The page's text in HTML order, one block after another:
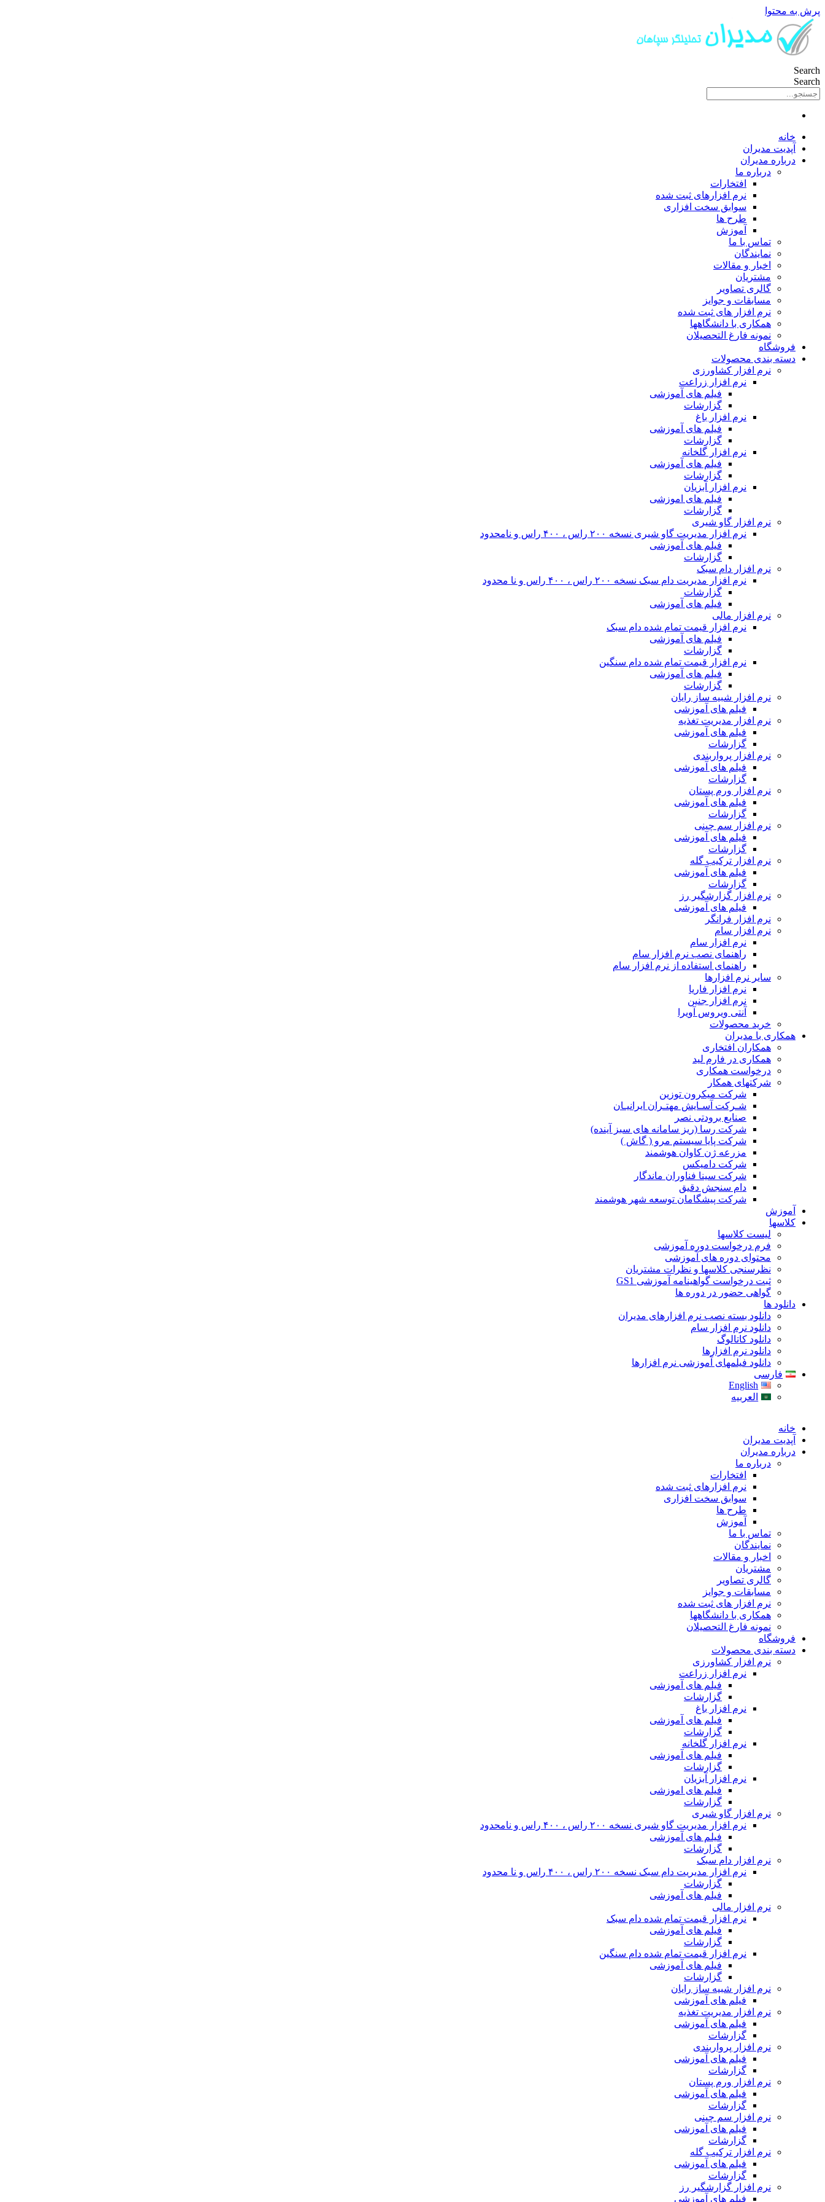
پرش به محتوا
Search
Search
خانه
آپدیت مدیران
درباره مدیران
درباره ما
افتخارات
نرم افزارهای ثبت شده
سوابق سخت افزاری
طرح ها
آموزش
تماس با ما
نمایندگان
اخبار و مقالات
مشتریان
گالری تصاویر
مسابقات و جوایز
نرم افزار های ثبت شده
همکاری با دانشگاهها
نمونه فارغ التحصیلان
فروشگاه
دسته بندی محصولات
نرم افزار کشاورزی
نرم افزار زراعت
فیلم های آموزشی
گزارشات
نرم افزار باغ
فیلم های آموزشی
گزارشات
نرم افزار گلخانه
فیلم های آموزشی
گزارشات
نرم افزار آبزیان
فیلم های اموزشی
گزارشات
نرم افزار گاو شیری
نرم افزار مدیریت گاو شیری نسخه ۲۰۰ راس ، ۴۰۰ راس و نامحدود
فیلم های آموزشی
گزارشات
نرم افزار دام سبک
نرم افزار مدیریت دام سبک نسخه ۲۰۰ راس ، ۴۰۰ راس و نا محدود
گزارشات
فیلم های آموزشی
نرم افزار مالی
نرم افزار قیمت تمام شده دام سبک
فیلم های آموزشی
گزارشات
نرم افزار قیمت تمام شده دام سنگین
فیلم های آموزشی
گزارشات
نرم افزار شبیه ساز رایان
فیلم های آموزشی
نرم افزار مدیریت تغذیه
فیلم های آموزشی
گزارشات
نرم افزار پرواربندی
فیلم های آموزشی
گزارشات
نرم افزار ورم پستان
فیلم های آموزشی
گزارشات
نرم افزار سم چینی
فیلم های آموزشی
گزارشات
نرم افزار ترکیب گله
فیلم های آموزشی
گزارشات
نرم افزار گزارشگیر رز
فیلم های آموزشی
نرم افزار فرانگر
نرم افزار سام
نرم افزار سام
راهنمای نصب نرم افزار سام
راهنمای استفاده از نرم افزار سام
سایر نرم افزارها
نرم افزار فاریا
نرم افزار جنین
آنتی ویروس آویرا
خرید محصولات
همکاری با مدیران
همکاران افتخاری
همکاری در فارم لید
درخواست همکاری
شرکتهای همکار
شرکت میکرون توزین
شـرکت آسـایش مهتـران ایرانیـان
صنایع برودتی نصر
شرکت رسا (ریز سامانه های سبز آینده)
شرکت پایا سیستم مرو ( گاش )
مزرعه ژن کاوان هوشمند
شرکت دامیکس
شرکت سینا فناوران ماندگار
دام سنجش دقیق
شرکت پیشگامان توسعه شهر هوشمند
آموزش
کلاسها
لیست کلاسها
فرم درخواست دوره آموزشی
محتوای دوره های آموزشی
نظرسنجی کلاسها و نظرات مشتریان
ثبت درخواست گواهینامه آموزشی GS1
گواهی حضور در دوره ها
دانلود ها
دانلود بسته نصب نرم افزارهای مدیران
دانلود نرم افزار سام
دانلود کاتالوگ
دانلود نرم افزارها
دانلود فیلمهای آموزشی نرم افزارها
فارسی
English
العربیه
خانه
آپدیت مدیران
درباره مدیران
درباره ما
افتخارات
نرم افزارهای ثبت شده
سوابق سخت افزاری
طرح ها
آموزش
تماس با ما
نمایندگان
اخبار و مقالات
مشتریان
گالری تصاویر
مسابقات و جوایز
نرم افزار های ثبت شده
همکاری با دانشگاهها
نمونه فارغ التحصیلان
فروشگاه
دسته بندی محصولات
نرم افزار کشاورزی
نرم افزار زراعت
فیلم های آموزشی
گزارشات
نرم افزار باغ
فیلم های آموزشی
گزارشات
نرم افزار گلخانه
فیلم های آموزشی
گزارشات
نرم افزار آبزیان
فیلم های اموزشی
گزارشات
نرم افزار گاو شیری
نرم افزار مدیریت گاو شیری نسخه ۲۰۰ راس ، ۴۰۰ راس و نامحدود
فیلم های آموزشی
گزارشات
نرم افزار دام سبک
نرم افزار مدیریت دام سبک نسخه ۲۰۰ راس ، ۴۰۰ راس و نا محدود
گزارشات
فیلم های آموزشی
نرم افزار مالی
نرم افزار قیمت تمام شده دام سبک
فیلم های آموزشی
گزارشات
نرم افزار قیمت تمام شده دام سنگین
فیلم های آموزشی
گزارشات
نرم افزار شبیه ساز رایان
فیلم های آموزشی
نرم افزار مدیریت تغذیه
فیلم های آموزشی
گزارشات
نرم افزار پرواربندی
فیلم های آموزشی
گزارشات
نرم افزار ورم پستان
فیلم های آموزشی
گزارشات
نرم افزار سم چینی
فیلم های آموزشی
گزارشات
نرم افزار ترکیب گله
فیلم های آموزشی
گزارشات
نرم افزار گزارشگیر رز
فیلم های آموزشی